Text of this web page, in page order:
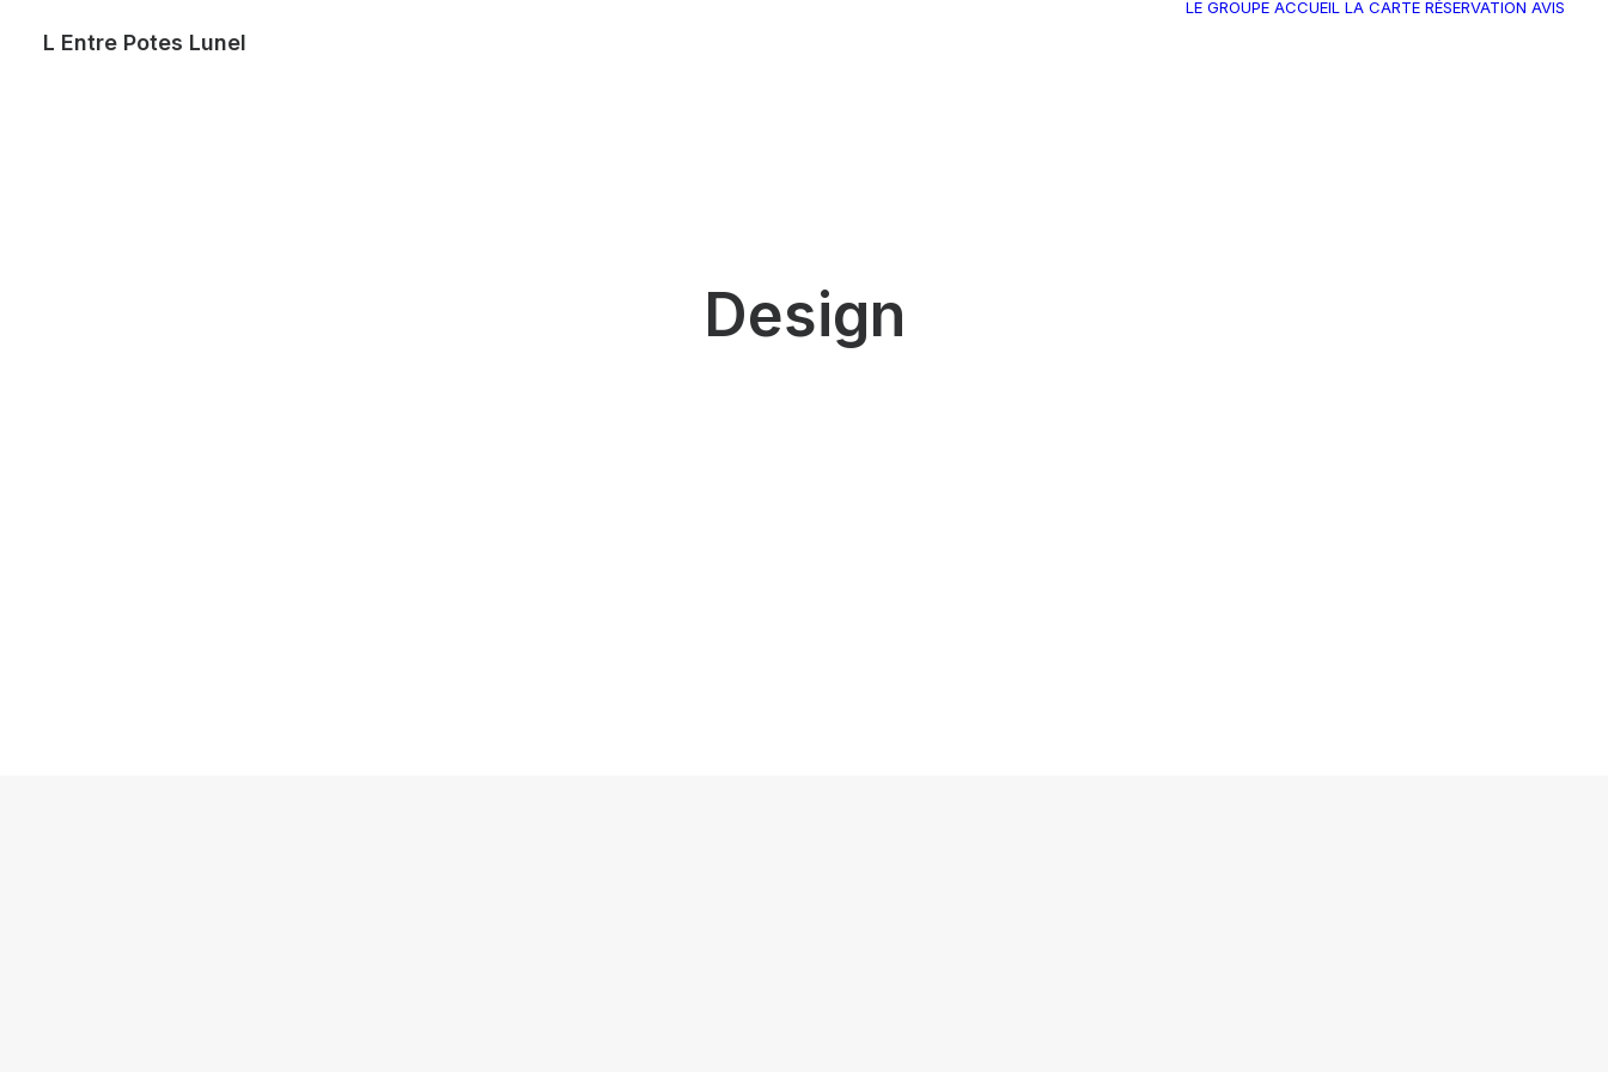
L Entre Potes Lunel
LE GROUPE ACCUEIL LA CARTE RÉSERVATION AVIS
Design